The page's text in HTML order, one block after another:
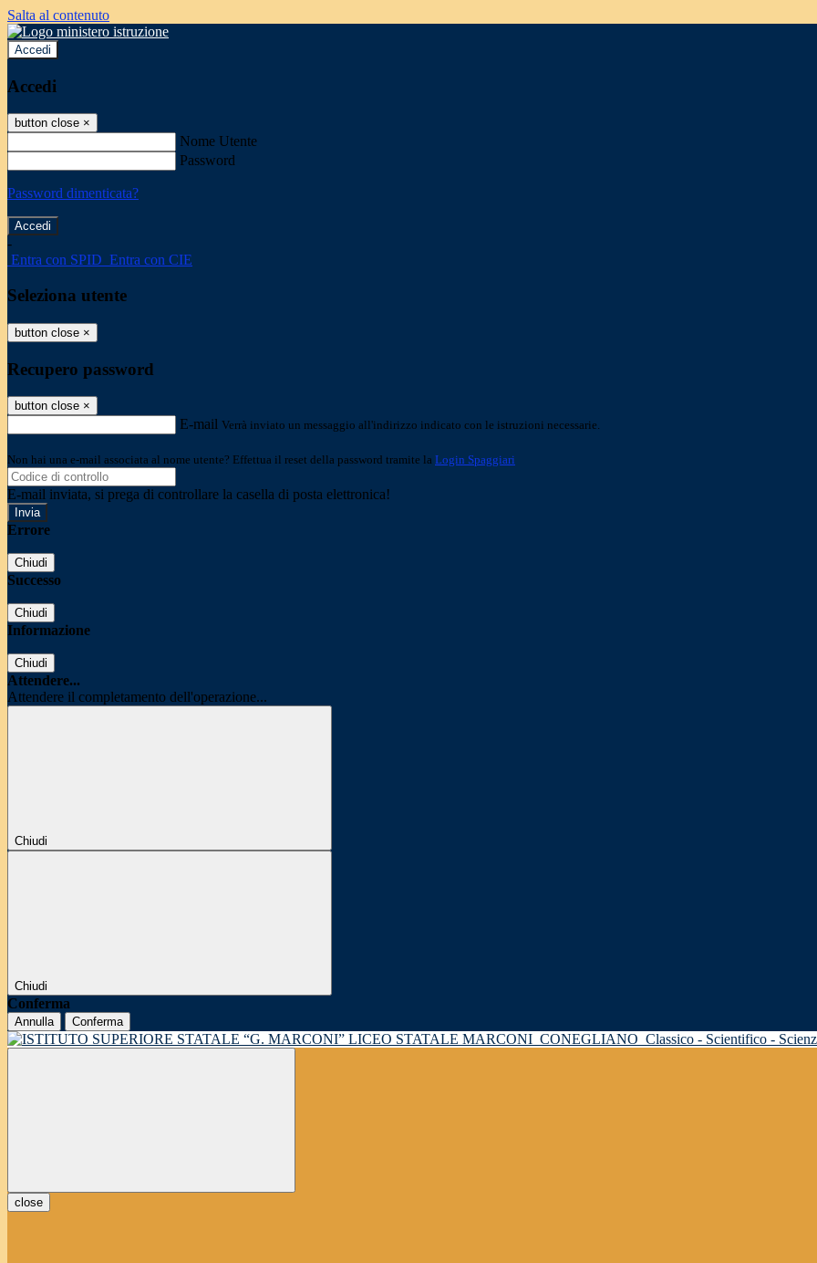
Salta al contenuto
Accedi
Accedi
button close ×
Nome Utente
Password
Password dimenticata?
-
Entra con SPID Entra con CIE
Seleziona utente
button close ×
Recupero password
button close ×
E-mail Verrà inviato un messaggio all'indirizzo indicato con le istruzioni necessarie.
Non hai una e-mail associata al nome utente? Effettua il reset della password tramite la Login Spaggiari
E-mail inviata, si prega di controllare la casella di posta elettronica!
Errore
Chiudi
Successo
Chiudi
Informazione
Chiudi
Attendere...
Attendere il completamento dell'operazione...
Chiudi
Chiudi
Conferma
Annulla Conferma
LICEO STATALE MARCONI CONEGLIANO Classico - Scientifico -
close